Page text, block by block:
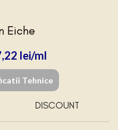
Eiche
lei
Tehnice
DISCOUNT